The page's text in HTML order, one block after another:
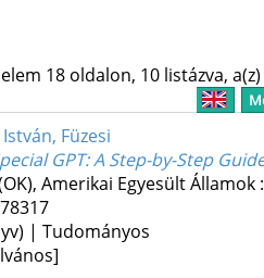
18 oldalon, 10 listázva,
István, Füzesi
GPT: A Step-by-Step
Amerikai Egyesült Államok
| Tudományos